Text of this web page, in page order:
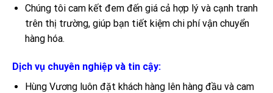
Chúng tôi cam kết đem đến giá cả hợp lý và cạnh tranh
trên thị trường, giúp bạn tiết kiệm chi phí vận chuyển
hàng hóa.
Dịch vụ chuyên nghiệp và tin cậy:
Hùng Vương luôn đặt khách hàng lên hàng đầu và cam